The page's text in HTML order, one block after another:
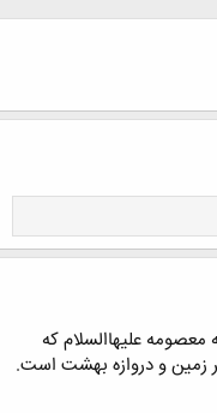
علیهاالسلام که
زمین و دروازه بهشت است.